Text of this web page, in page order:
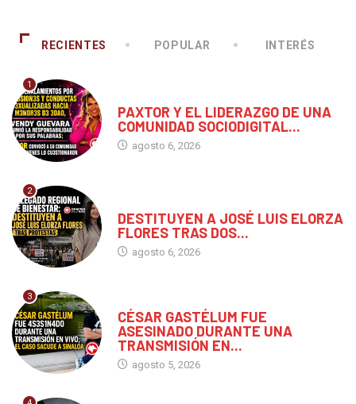
RECIENTES POPULAR INTERÉS
1
PAXTOR Y EL LIDERAZGO DE UNA
COMUNIDAD SOCIODIGITAL...
agosto 6, 2026
2
DESTITUYEN A JOSÉ LUIS ELORZA
FLORES TRAS DOS...
agosto 6, 2026
3
CÉSAR GASTÉLUM FUE
ASESINADO DURANTE UNA
TRANSMISIÓN EN...
agosto 5, 2026